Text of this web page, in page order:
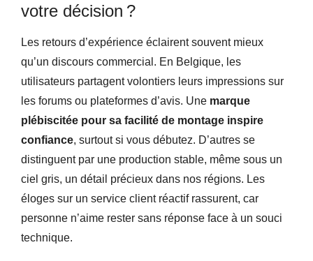
votre décision ?
Les retours d’expérience éclairent souvent mieux
qu’un discours commercial. En Belgique, les
utilisateurs partagent volontiers leurs impressions sur
les forums ou plateformes d’avis. Une marque
plébiscitée pour sa facilité de montage inspire
confiance, surtout si vous débutez. D’autres se
distinguent par une production stable, même sous un
ciel gris, un détail précieux dans nos régions. Les
éloges sur un service client réactif rassurent, car
personne n’aime rester sans réponse face à un souci
technique.